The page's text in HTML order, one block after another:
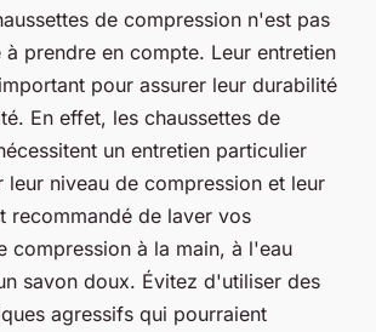
de compression n'est pas
à prendre en compte. Leur entretien
pour assurer leur durabilité
En effet, les chaussettes de
un entretien particulier
leur niveau de compression et leur
recommandé de laver vos
compression à la main, à l'eau
savon doux. Évitez d'utiliser des
agressifs qui pourraient